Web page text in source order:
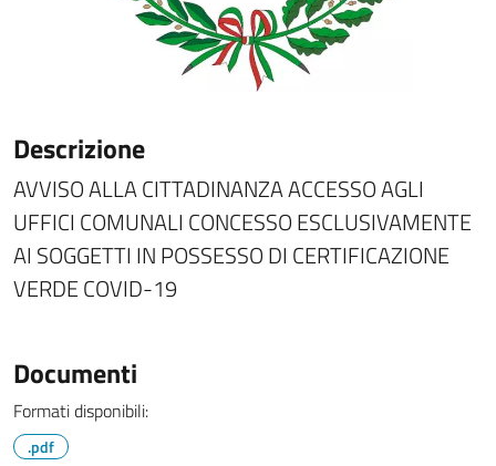
Descrizione
AVVISO ALLA CITTADINANZA ACCESSO AGLI
UFFICI COMUNALI CONCESSO ESCLUSIVAMENTE
AI SOGGETTI IN POSSESSO DI CERTIFICAZIONE
VERDE COVID-19
Documenti
Formati disponibili:
.pdf